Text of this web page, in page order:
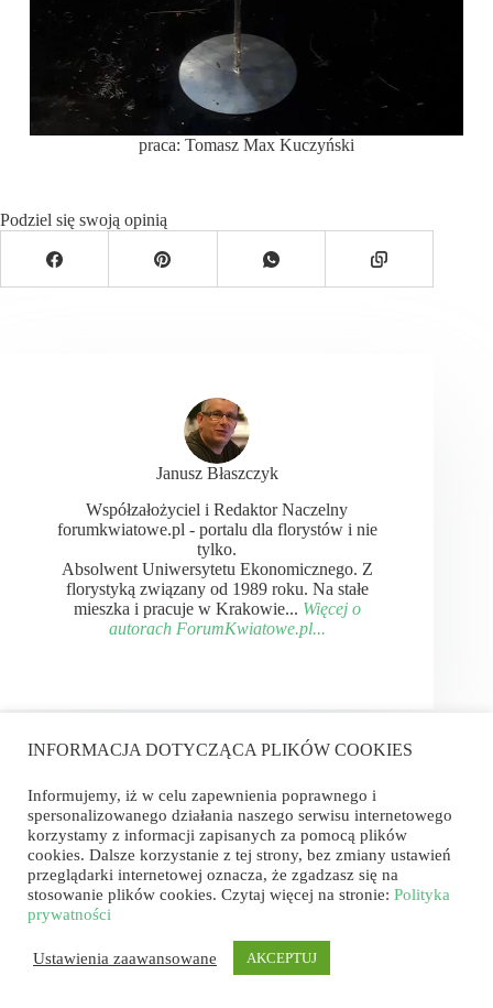
praca: Tomasz Max Kuczyński
Podziel się swoją opinią
Janusz Błaszczyk
Współzałożyciel i Redaktor Naczelny
forumkwiatowe.pl - portalu dla florystów i nie
tylko.
Absolwent Uniwersytetu Ekonomicznego. Z
florystyką związany od 1989 roku. Na stałe
mieszka i pracuje w Krakowie... Więcej o
autorach ForumKwiatowe.pl...
W tym temacie
INFORMACJA DOTYCZĄCA PLIKÓW COOKIES
Informujemy, iż w celu zapewnienia poprawnego i
spersonalizowanego działania naszego serwisu internetowego
korzystamy z informacji zapisanych za pomocą plików
cookies. Dalsze korzystanie z tej strony, bez zmiany ustawień
przeglądarki internetowej oznacza, że zgadzasz się na
stosowanie plików cookies. Czytaj więcej na stronie: Polityka
prywatności
Ustawienia zaawansowane AKCEPTUJ